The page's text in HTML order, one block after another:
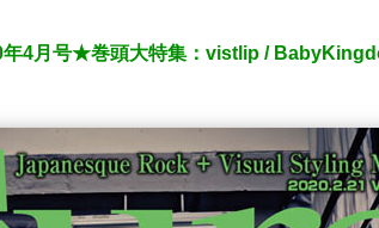
年4月号★巻頭大特集：vistlip /